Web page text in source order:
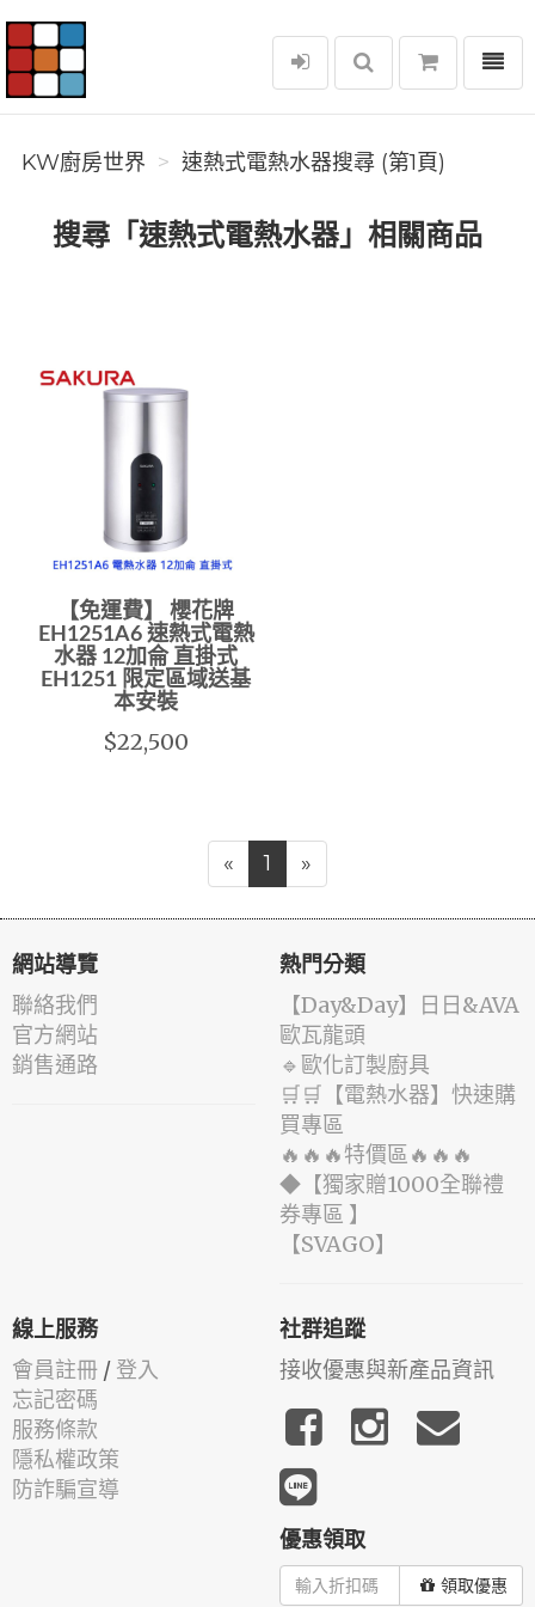
KW廚房世界
選單
KW廚房世界 速熱式電熱水器搜尋 (第1頁)
搜尋「速熱式電熱水器」相關商品
【免運費】 櫻花牌
EH1251A6 速熱式電熱
水器 12加侖 直掛式
EH1251 限定區域送基
本安裝
$22,500
« 1 »
網站導覽
聯絡我們
官方網站
銷售通路
熱門分類
️【Day&Day】️日日&AVA
歐瓦龍頭
🔹歐化訂製廚具
🛒🛒【電熱水器】快速購
買專區
🔥🔥🔥特價區🔥🔥🔥
◆【獨家贈1000全聯禮
券專區 】
️【SVAGO】️
線上服務
會員註冊 / 登入
忘記密碼
服務條款
隱私權政策
防詐騙宣導
社群追蹤
接收優惠與新產品資訊
優惠領取
領取優惠